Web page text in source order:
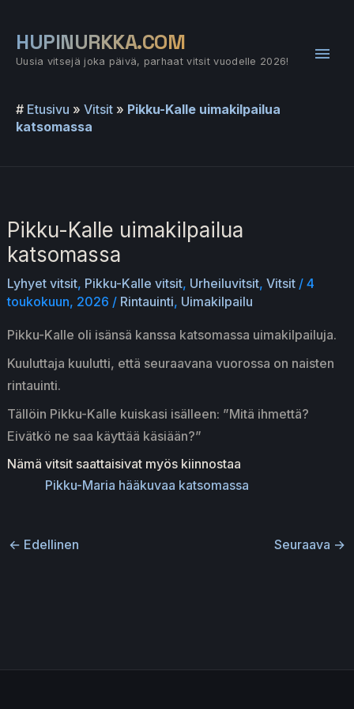
sisältöön
HUPINURKKA.COM
Uusia vitsejä joka päivä, parhaat vitsit vuodelle 2026!
# Etusivu » Vitsit » Pikku-Kalle uimakilpailua
katsomassa
Pikku-Kalle uimakilpailua
katsomassa
Lyhyet vitsit, Pikku-Kalle vitsit, Urheiluvitsit, Vitsit/ 4
toukokuun, 2026 / Rintauinti, Uimakilpailu
Pikku-Kalle oli isänsä kanssa katsomassa uimakilpailuja.
Kuuluttaja kuulutti, että seuraavana vuorossa on naisten
rintauinti.
Tällöin Pikku-Kalle kuiskasi isälleen: ”Mitä ihmettä?
Eivätkö ne saa käyttää käsiään?”
Nämä vitsit saattaisivat myös kiinnostaa
Pikku-Maria hääkuvaa katsomassa
← Edellinen Seuraava →